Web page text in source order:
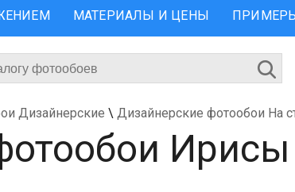
МАТЕРИАЛЫ И ЦЕНЫ
Дизайнерские \ Дизайнерские фотообои На